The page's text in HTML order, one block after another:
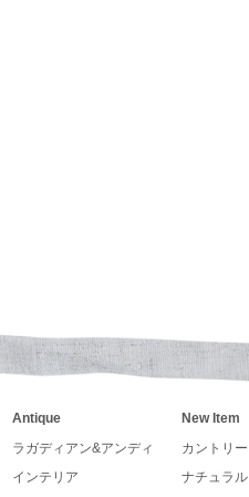
帳の予約も受付しています。
たしました。
、レガシーカレンダー予約販売中です
Antique
ラガディアン&アンディ
インテリア
New Item
カントリー
ナチュラル